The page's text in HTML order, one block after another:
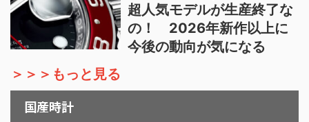
超人気モデルが生産終了な
の！ 2026年新作以上に
今後の動向が気になる
＞＞＞もっと見る
国産時計